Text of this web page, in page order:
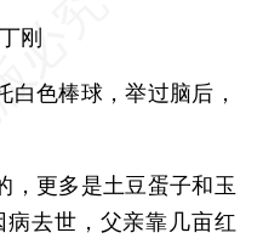
刚
色棒球，举过脑后，
更多是土豆蛋子和玉
去世，父亲靠几亩红